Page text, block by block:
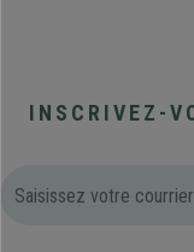
INSCRIVEZ-